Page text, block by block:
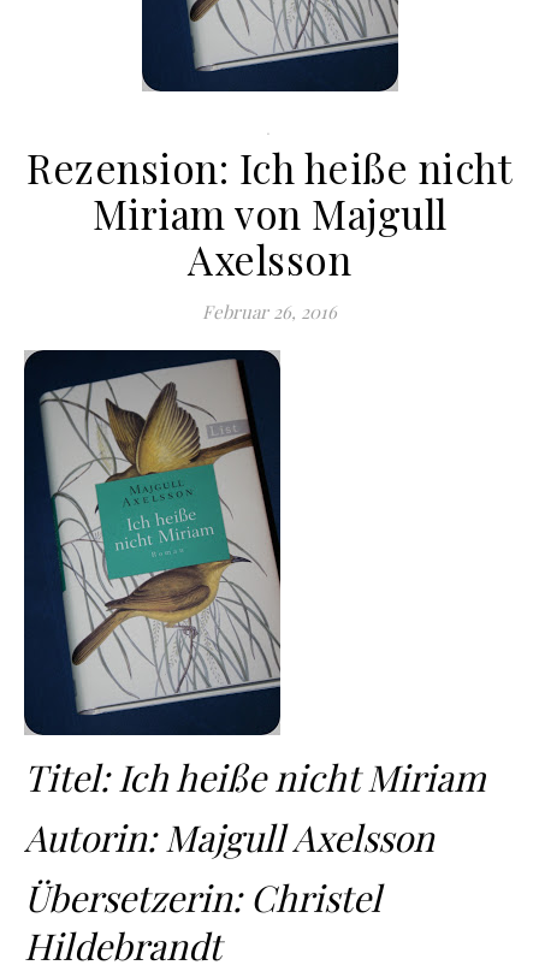
.
Rezension: Ich heiße nicht
Miriam von Majgull
Axelsson
Februar 26, 2016
Titel: Ich heiße nicht Miriam
Autorin: Majgull Axelsson
Übersetzerin: Christel
Hildebrandt